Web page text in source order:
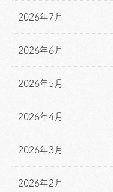
2026年7月
2026年6月
2026年5月
2026年4月
2026年3月
2026年2月